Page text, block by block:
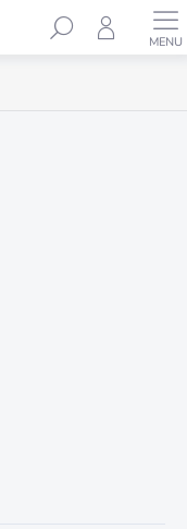
Hľadať